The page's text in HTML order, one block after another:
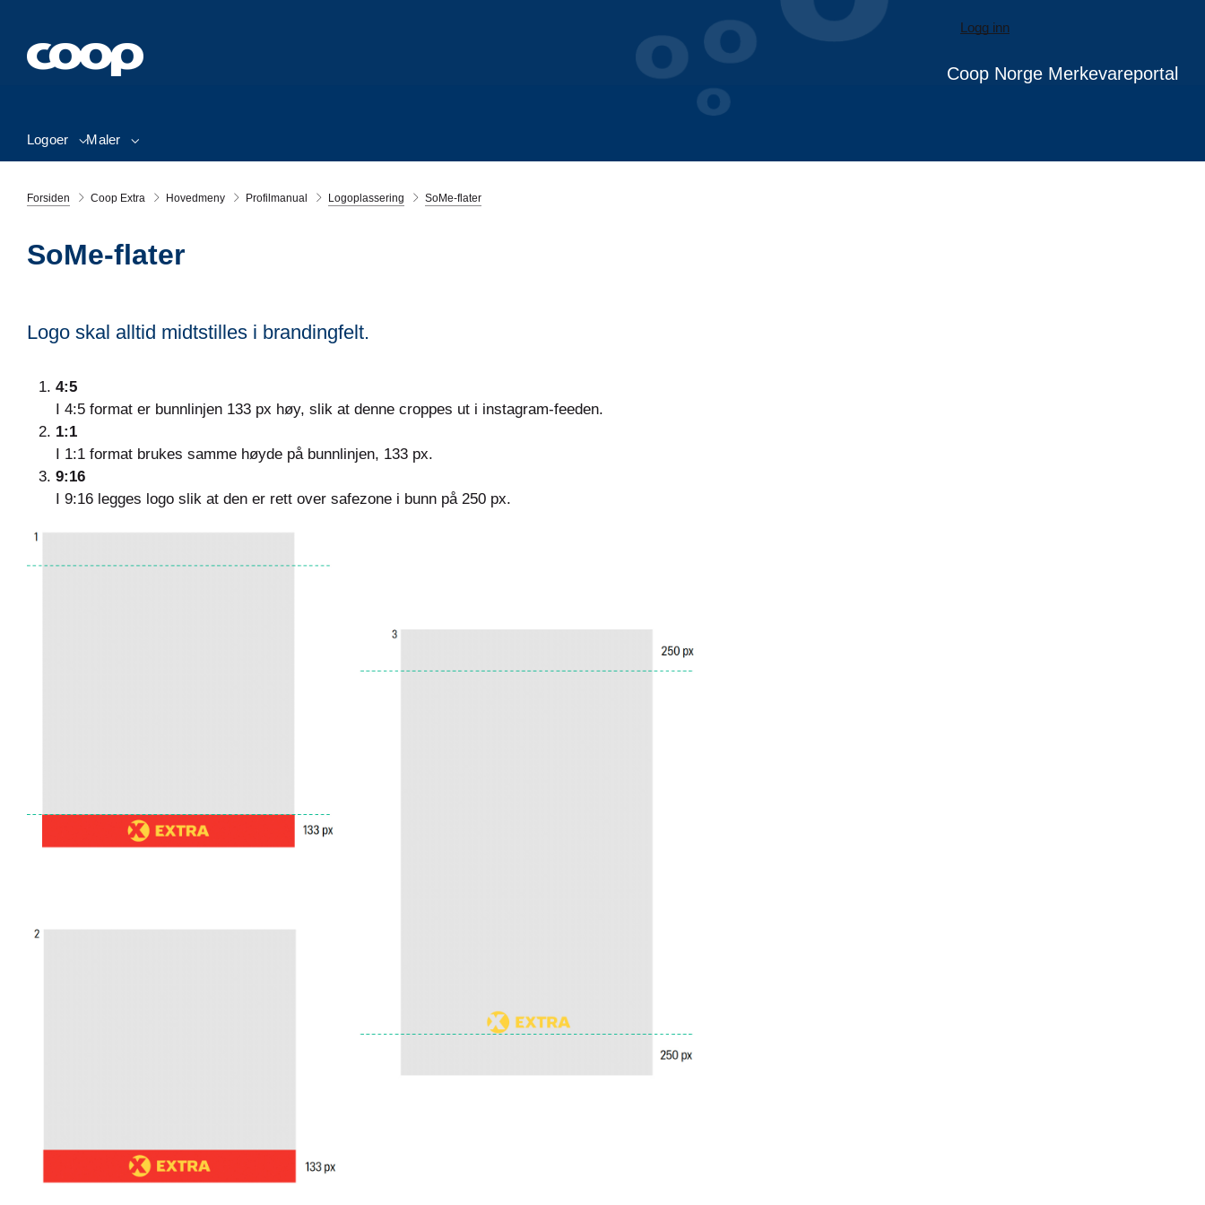
Logg inn
Coop Norge Merkevareportal
Logoer Maler
Forsiden Coop Extra Hovedmeny Profilmanual Logoplassering SoMe-flater
SoMe-flater
Logo skal alltid midtstilles i brandingfelt.
4:5
I 4:5 format er bunnlinjen 133 px høy, slik at denne croppes ut i instagram-feeden.
1:1
I 1:1 format brukes samme høyde på bunnlinjen, 133 px.
9:16
I 9:16 legges logo slik at den er rett over safezone i bunn på 250 px.